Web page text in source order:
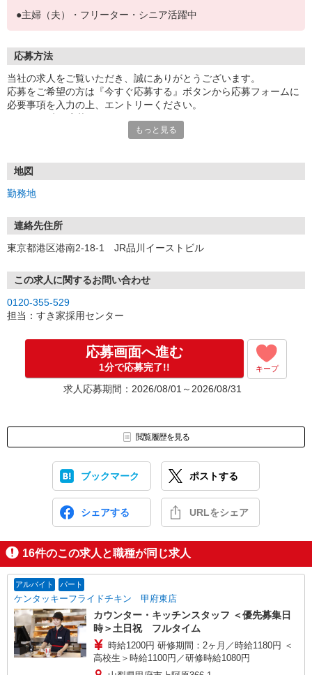
●主婦（夫）・フリーター・シニア活躍中
応募方法
当社の求人をご覧いただき、誠にありがとうございます。
応募をご希望の方は『今すぐ応募する』ボタンから応募フォームに
必要事項を入力の上、エントリーください。
号」など
もっと見る
地図
勤務地
連絡先住所
東京都港区港南2-18-1 JR品川イーストビル
この求人に関するお問い合わせ
0120-355-529
担当：すき家採用センター
応募画面へ進む
1分で応募完了!! キープ
求人応募期間：2026/08/01～2026/08/31
閲覧履歴を見る
ブックマーク ポストする
シェアする URLをシェア
16件のこの求人と職種が同じ求人
アルバイト パート
ケンタッキーフライドチキン 甲府東店
カウンター・キッチンスタッフ ＜優先募集日
時＞土日祝 フルタイム
時給1200円 研修期間：2ヶ月／時給1180円 ＜
高校生＞時給1100円／研修時給1080円